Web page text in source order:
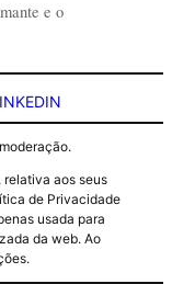
e o
aos seus
de Privacidade
usada para
da web. Ao